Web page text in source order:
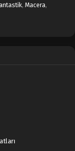
, Macera,